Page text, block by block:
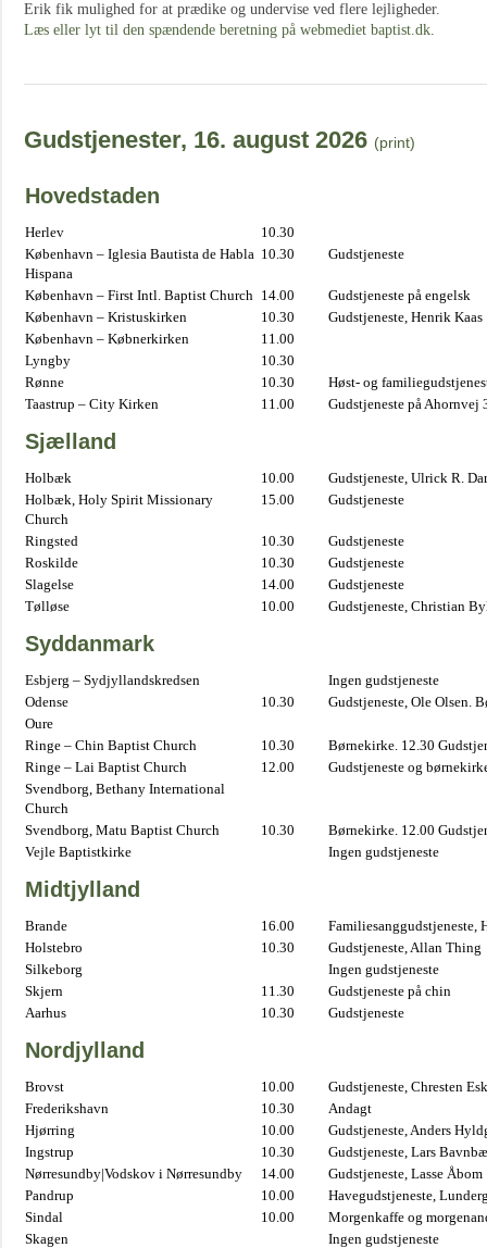
Erik fik mulighed for at prædike og undervise ved flere lejligheder.
Læs eller lyt til den spændende beretning på webmediet baptist.dk.
Gudstjenester, 16. august 2026 (print)
Hovedstaden
Herlev
10.30
København – Iglesia Bautista de Habla
Hispana
10.30 Gudstjeneste
København – First Intl. Baptist Church 14.00
Gudstjeneste på engelsk
København – Kristuskirken
10.30
Gudstjeneste, Henrik Kaas
København – Købnerkirken
11.00
Lyngby
10.30
Rønne
10.30
Høst- og
Taastrup – City Kirken
11.00 Gudstjeneste på Ahornvej
Sjælland
Holbæk 10.00
Gudstjeneste, Ulrick R.
Holbæk, Holy Spirit Missionary
Church
15.00 Gudstjeneste
Ringsted 10.30
Gudstjeneste
Roskilde
10.30
Gudstjeneste
Slagelse
14.00
Gudstjeneste
Tølløse
10.00 Gudstjeneste, Christian
Syddanmark
Esbjerg – Sydjyllandskredsen
Ingen gudstjeneste
Odense
10.30
Gudstjeneste, Ole Olsen.
Oure
Ringe – Chin Baptist Church
10.30
Børnekirke. 12.30
Ringe – Lai Baptist Church
12.00
Gudstjeneste og
Svendborg, Bethany International
Church
Svendborg, Matu Baptist Church
10.30
Børnekirke. 12.00
Vejle Baptistkirke
Ingen gudstjeneste
Midtjylland
Brande 16.00
Familiesanggudstjeneste,
Holstebro
10.30
Gudstjeneste, Allan Thing
Silkeborg
Ingen gudstjeneste
Skjern
11.30
Gudstjeneste på chin
Aarhus
10.30 Gudstjeneste
Nordjylland
Brovst 10.00
Gudstjeneste, Chresten
Frederikshavn
10.30
Andagt
Hjørring
10.00
Gudstjeneste, Anders
Ingstrup
10.30
Gudstjeneste, Lars
Nørresundby|Vodskov i Nørresundby
14.00
Gudstjeneste, Lasse Åbom
Pandrup
10.00
Havegudstjeneste,
Sindal
10.00
Morgenkaffe og
Skagen
Ingen gudstjeneste